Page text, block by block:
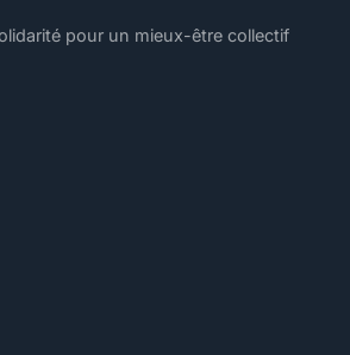
pour un mieux-être collectif